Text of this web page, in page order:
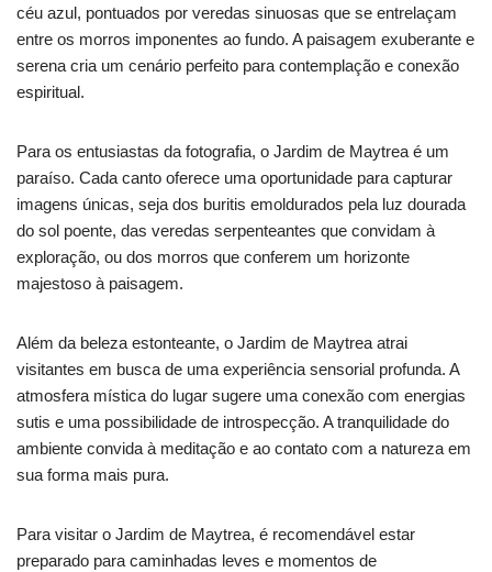
céu azul, pontuados por veredas sinuosas que se entrelaçam
entre os morros imponentes ao fundo. A paisagem exuberante e
serena cria um cenário perfeito para contemplação e conexão
espiritual.
Para os entusiastas da fotografia, o Jardim de Maytrea é um
paraíso. Cada canto oferece uma oportunidade para capturar
imagens únicas, seja dos buritis emoldurados pela luz dourada
do sol poente, das veredas serpenteantes que convidam à
exploração, ou dos morros que conferem um horizonte
majestoso à paisagem.
Além da beleza estonteante, o Jardim de Maytrea atrai
visitantes em busca de uma experiência sensorial profunda. A
atmosfera mística do lugar sugere uma conexão com energias
sutis e uma possibilidade de introspecção. A tranquilidade do
ambiente convida à meditação e ao contato com a natureza em
sua forma mais pura.
Para visitar o Jardim de Maytrea, é recomendável estar
preparado para caminhadas leves e momentos de